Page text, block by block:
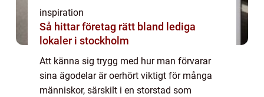
inspiration
Så hittar företag rätt bland lediga
lokaler i stockholm
Att känna sig trygg med hur man förvarar
sina ägodelar är oerhört viktigt för många
människor, särskilt i en storstad som